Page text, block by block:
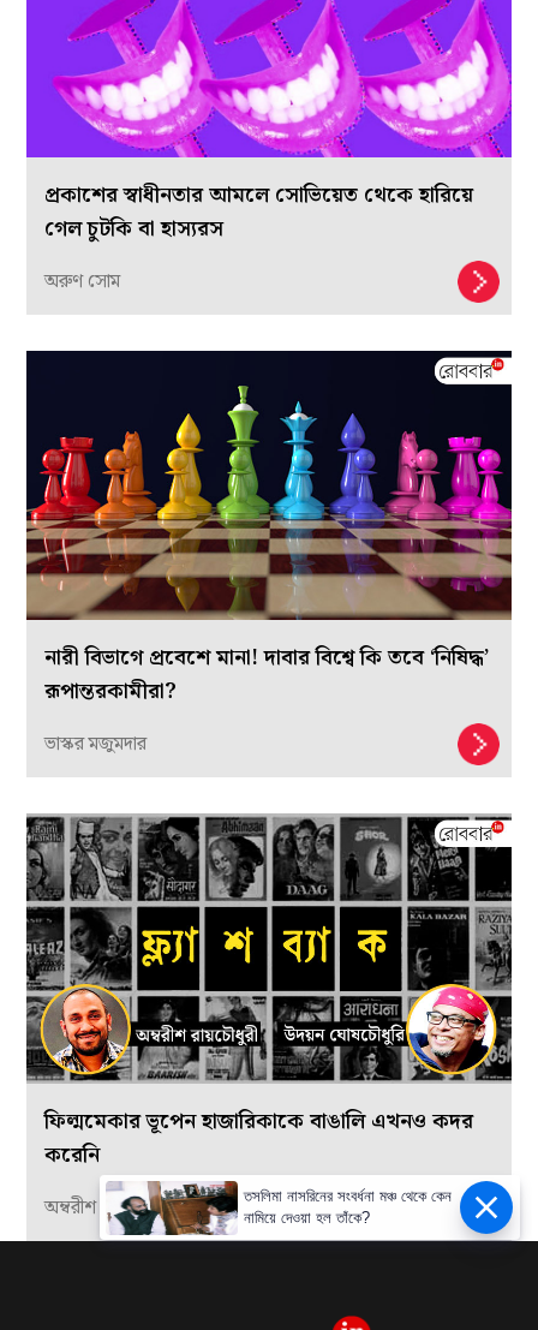
প্রকাশের স্বাধীনতার আমলে সোভিয়েত থেকে হারিয়ে
গেল চুটকি বা হাস্যরস
অরুণ সোম
নারী বিভাগে প্রবেশে মানা! দাবার বিশ্বে কি তবে ‘নিষিদ্ধ’
রূপান্তরকামীরা?
ভাস্কর মজুমদার
ফিল্মমেকার ভূপেন হাজারিকাকে বাঙালি এখনও কদর
করেনি
অম্বরীশ রায়চৌধুরী উদয়ন ঘোষচৌধুরিতসলিমা নাসরিনের সংবর্ধনা মঞ্চ থেকে কেন
নামিয়ে দেওয়া হল তাঁকে?